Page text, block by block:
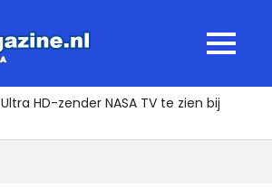
MENU
Ultra HD-zender NASA TV te zien bij